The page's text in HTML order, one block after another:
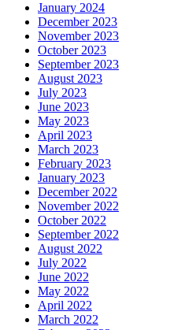
January 2024
December 2023
November 2023
October 2023
September 2023
August 2023
July 2023
June 2023
May 2023
April 2023
March 2023
February 2023
January 2023
December 2022
November 2022
October 2022
September 2022
August 2022
July 2022
June 2022
May 2022
April 2022
March 2022